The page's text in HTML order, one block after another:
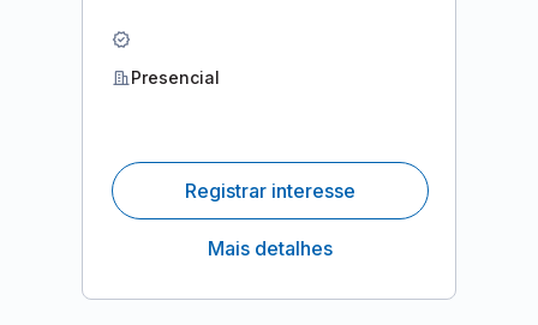
Presencial
Registrar interesse
Mais detalhes